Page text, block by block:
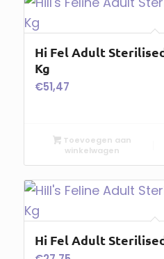
Hi Fel Adult Sterilised
Kg
€51,47
Toevoegen aan
winkelwagen
Hi Fel Adult